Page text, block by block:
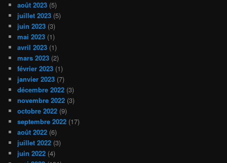
août 2023 (5)
juillet 2023 (5)
juin 2023 (3)
mai 2023 (1)
avril 2023 (1)
mars 2023 (2)
février 2023 (1)
janvier 2023 (7)
décembre 2022 (3)
novembre 2022 (3)
octobre 2022 (9)
septembre 2022 (17)
août 2022 (6)
juillet 2022 (3)
juin 2022 (4)